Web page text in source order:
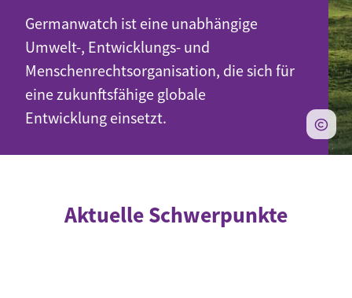
Germanwatch ist eine unabhängige
Umwelt-, Entwicklungs- und
Menschenrechtsorganisation, die sich für
eine zukunftsfähige globale
Entwicklung einsetzt.
Aktuelle Schwerpunkte